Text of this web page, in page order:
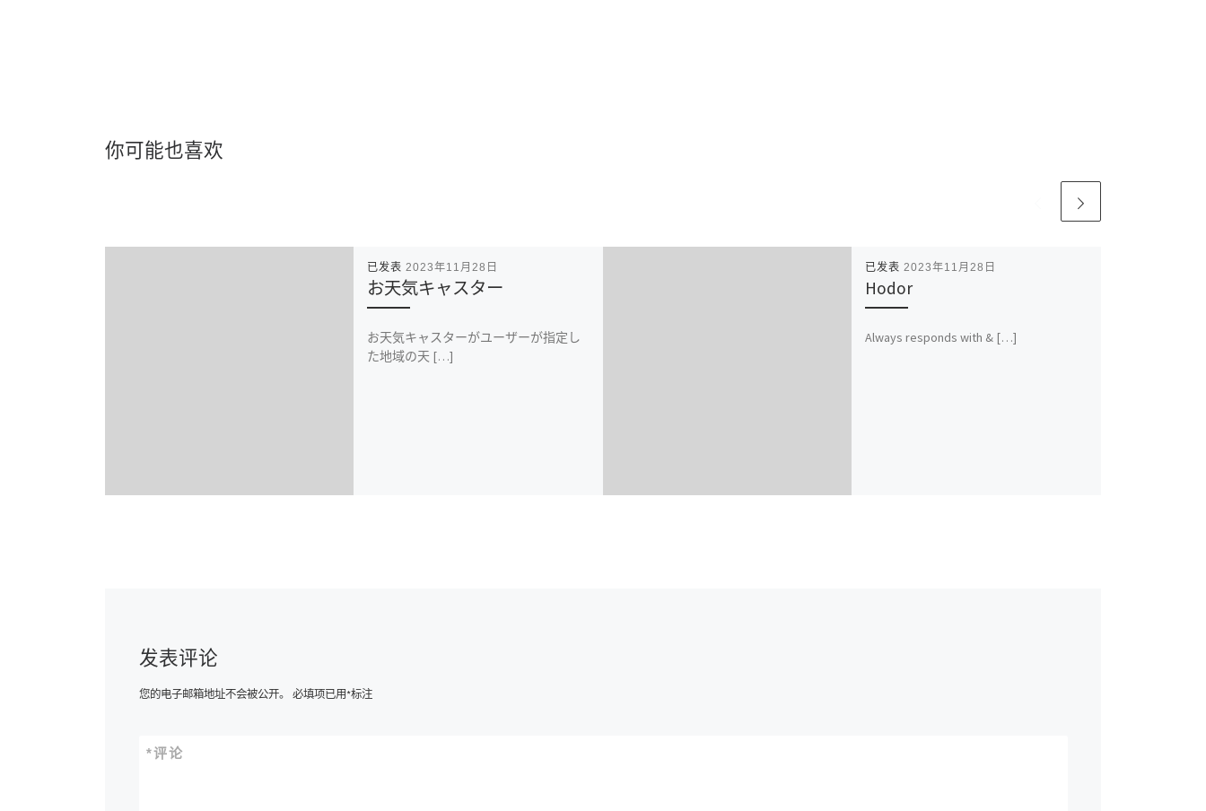
你可能也喜欢
已发表 2023年11月28日
お天気キャスター
お天気キャスターがユーザーが指定し
た地域の天 […]
已发表 2023年11月28日
Hodor
Always responds with & […]
发表评论
您的电子邮箱地址不会被公开。 必填项已用*标注
评论
*